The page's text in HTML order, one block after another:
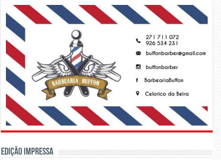
Edição Impressa